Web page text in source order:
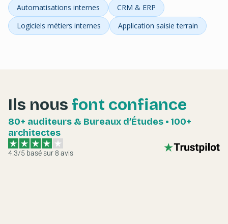
Automatisations internes
CRM & ERP
Logiciels métiers internes
Application saisie terrain
Ils nous font confiance
80+ auditeurs & Bureaux d’Études • 100+
architectes
4.3/5 basé sur8 avis